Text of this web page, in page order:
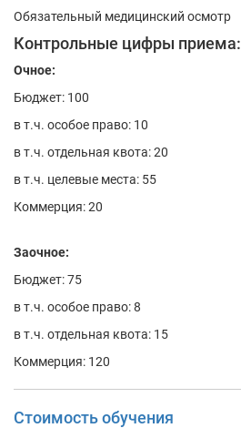
Обязательный медицинский осмотр
Контрольные цифры приема:
Очное:
Бюджет: 100
в т.ч. особое право: 10
в т.ч. отдельная квота: 20
в т.ч. целевые места: 55
Коммерция: 20
Заочное:
Бюджет: 75
в т.ч. особое право: 8
в т.ч. отдельная квота: 15
Коммерция: 120
Стоимость обучения